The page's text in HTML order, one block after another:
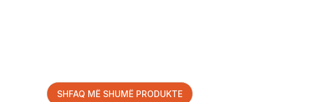
SHFAQ MË SHUMË PRODUKTE